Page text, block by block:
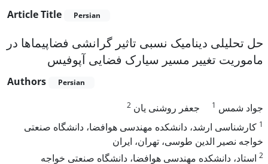
Article Title Persian
حل تحلیلی دینامیک نسبی تاثیر گرانشی فضاپیماها در
ماموریت تغییر مسیر سیارک فضایی آپوفیس
Authors Persian
جواد شمس 1 جعفر روشنی یان 2
1 کارشناسی ارشد، دانشکده مهندسی هوافضا، دانشگاه صنعتی
خواجه نصیر الدین طوسی، تهران، ایران
2 استاد، دانشکده مهندسی هوافضا، دانشگاه صنعتی خواجه